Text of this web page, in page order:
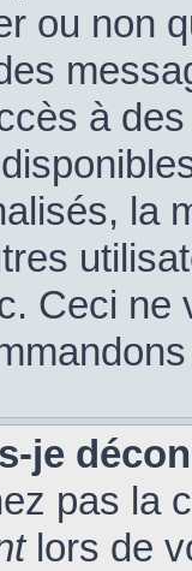
ou non
à
la
Ceci
je
pas la
lors de